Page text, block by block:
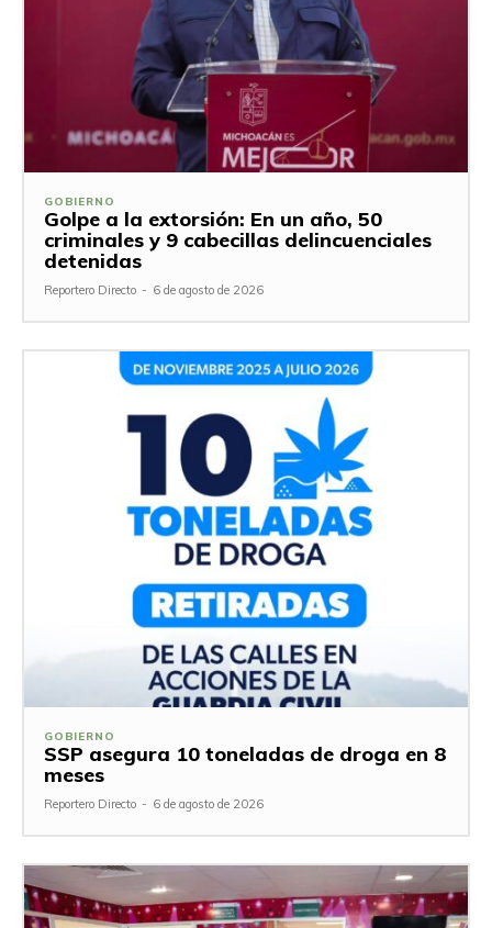
GOBIERNO
Golpe a la extorsión: En un año, 50
criminales y 9 cabecillas delincuenciales
detenidas
Reportero Directo - 6 de agosto de 2026
GOBIERNO
SSP asegura 10 toneladas de droga en 8
meses
Reportero Directo - 6 de agosto de 2026